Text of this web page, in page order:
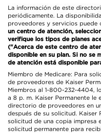
La información de este
periódicamente. La
proveedores y servicios puede
un centro de atención,
verifique los tipos de planes
("Acerca de este centro de
disponible en su plan. Si no se
de atención está disponible
Miembro de Medicare: Para
de proveedores de Kaiser
Miembros al 1-800-232-4404,
a 8 p. m. Kaiser Permanente le
directorio de proveedores en
después de su solicitud. Kaiser
solicitud de una copia impresa
solicitud permanente para